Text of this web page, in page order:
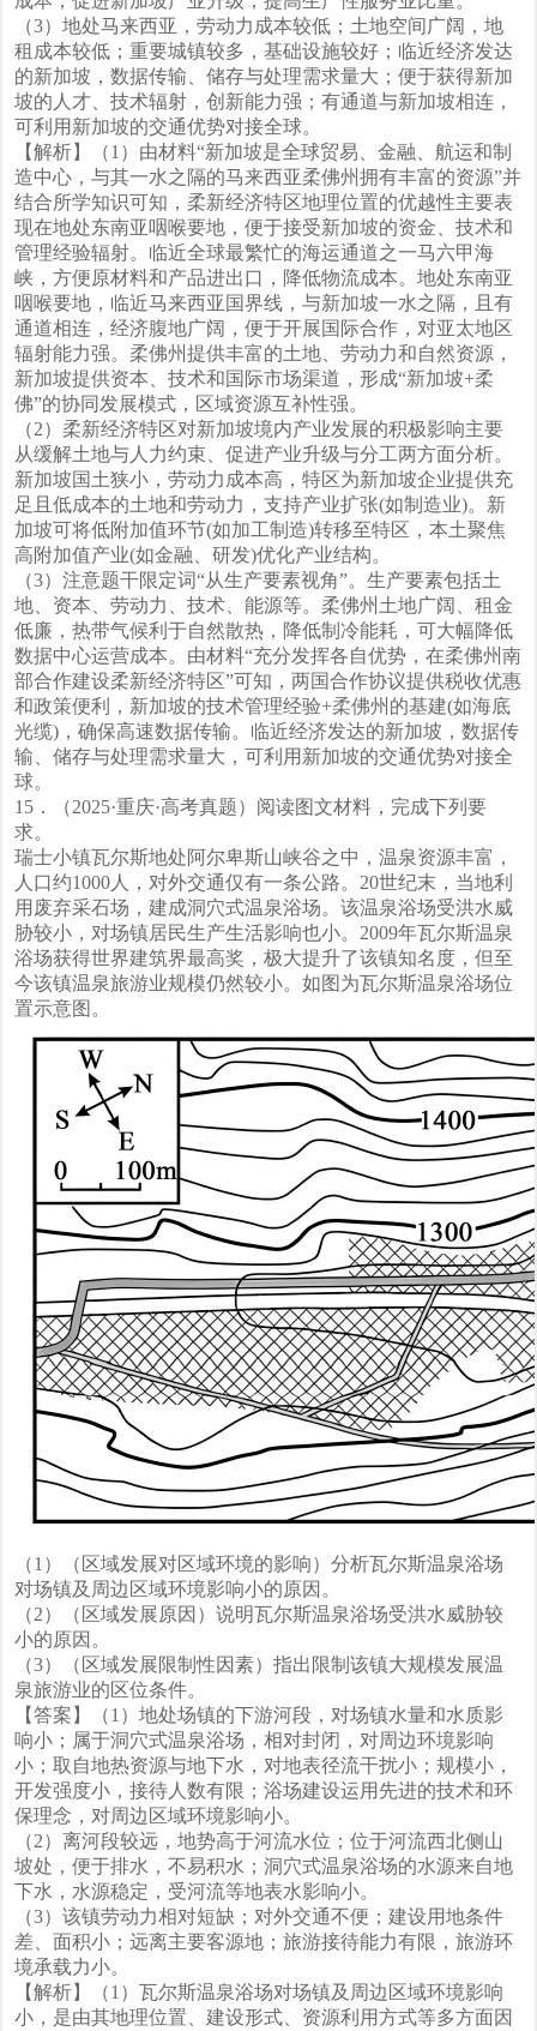
（3）地处马来西亚，劳动力成本较低；土地空间广阔，地
租成本较低；重要城镇较多，基础设施较好；临近经济发达
的新加坡，数据传输、储存与处理需求量大；便于获得新加
坡的人才、技术辐射，创新能力强；有通道与新加坡相连，
可利用新加坡的交通优势对接全球。
【解析】（1）由材料“新加坡是全球贸易、金融、航运和制
造中心，与其一水之隔的马来西亚柔佛州拥有丰富的资源”并
结合所学知识可知，柔新经济特区地理位置的优越性主要表
现在地处东南亚咽喉要地，便于接受新加坡的资金、技术和
管理经验辐射。临近全球最繁忙的海运通道之一马六甲海
峡，方便原材料和产品进出口，降低物流成本。地处东南亚
咽喉要地，临近马来西亚国界线，与新加坡一水之隔，且有
通道相连，经济腹地广阔，便于开展国际合作，对亚太地区
辐射能力强。柔佛州提供丰富的土地、劳动力和自然资源，
新加坡提供资本、技术和国际市场渠道，形成“新加坡+柔
佛”的协同发展模式，区域资源互补性强。
（2）柔新经济特区对新加坡境内产业发展的积极影响主要
从缓解土地与人力约束、促进产业升级与分工两方面分析。
新加坡国土狭小，劳动力成本高，特区为新加坡企业提供充
足且低成本的土地和劳动力，支持产业扩张(如制造业)。新
加坡可将低附加值环节(如加工制造)转移至特区，本土聚焦
高附加值产业(如金融、研发)优化产业结构。
（3）注意题干限定词“从生产要素视角”。生产要素包括土
地、资本、劳动力、技术、能源等。柔佛州土地广阔、租金
低廉，热带气候利于自然散热，降低制冷能耗，可大幅降低
数据中心运营成本。由材料“充分发挥各自优势，在柔佛州南
部合作建设柔新经济特区”可知，两国合作协议提供税收优惠
和政策便利，新加坡的技术管理经验+柔佛州的基建(如海底
光缆)，确保高速数据传输。临近经济发达的新加坡，数据传
输、储存与处理需求量大，可利用新加坡的交通优势对接全
球。
15．（2025·重庆·高考真题）阅读图文材料，完成下列要
求。
瑞士小镇瓦尔斯地处阿尔卑斯山峡谷之中，温泉资源丰富，
人口约1000人，对外交通仅有一条公路。20世纪末，当地利
用废弃采石场，建成洞穴式温泉浴场。该温泉浴场受洪水威
胁较小，对场镇居民生产生活影响也小。2009年瓦尔斯温泉
浴场获得世界建筑界最高奖，极大提升了该镇知名度，但至
今该镇温泉旅游业规模仍然较小。如图为瓦尔斯温泉浴场位
置示意图。
（1）（区域发展对区域环境的影响）分析瓦尔斯温泉浴场
对场镇及周边区域环境影响小的原因。
（2）（区域发展原因）说明瓦尔斯温泉浴场受洪水威胁较
小的原因。
（3）（区域发展限制性因素）指出限制该镇大规模发展温
泉旅游业的区位条件。
【答案】（1）地处场镇的下游河段，对场镇水量和水质影
响小；属于洞穴式温泉浴场，相对封闭，对周边环境影响
小；取自地热资源与地下水，对地表径流干扰小；规模小，
开发强度小，接待人数有限；浴场建设运用先进的技术和环
保理念，对周边区域环境影响小。
（2）离河段较远，地势高于河流水位；位于河流西北侧山
坡处，便于排水，不易积水；洞穴式温泉浴场的水源来自地
下水，水源稳定，受河流等地表水影响小。
（3）该镇劳动力相对短缺；对外交通不便；建设用地条件
差、面积小；远离主要客源地；旅游接待能力有限，旅游环
境承载力小。
【解析】（1）瓦尔斯温泉浴场对场镇及周边区域环境影响
小，是由其地理位置、建设形式、资源利用方式等多方面因